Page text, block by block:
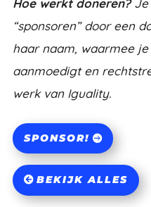
Hoe werkt doneren?Je
“sponsoren” door een
haar naam, waarmee
aanmoedigt en
werk van Iguality.
SPONSOR!
BEKIJK ALLES